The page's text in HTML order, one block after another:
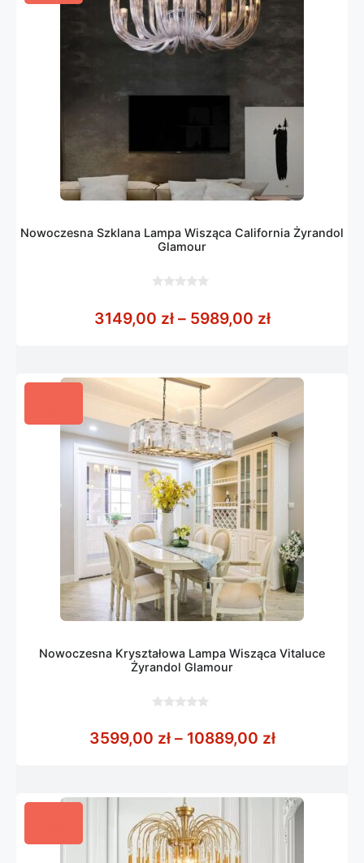
Nowoczesna Szklana Lampa Wisząca California Żyrandol
Glamour
5
3149,00 zł – 5989,00 złZakres cen:
Nowoczesna Kryształowa Lampa Wisząca Vitaluce
Żyrandol Glamour
5
3599,00 zł – 10889,00 złZakres